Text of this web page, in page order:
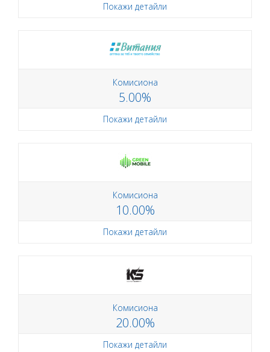
Покажи детайли
Комисиона
5.00%
Покажи детайли
Комисиона
10.00%
Покажи детайли
Комисиона
20.00%
Покажи детайли